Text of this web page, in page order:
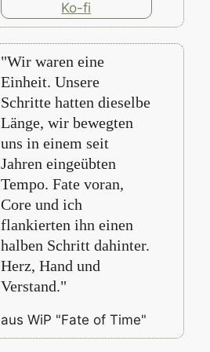
"Wir waren eine
Einheit. Unsere
Schritte hatten dieselbe
Länge, wir bewegten
uns in einem seit
Jahren eingeübten
Tempo. Fate voran,
Core und ich
flankierten ihn einen
halben Schritt dahinter.
Herz, Hand und
Verstand."
aus WiP "Fate of Time"